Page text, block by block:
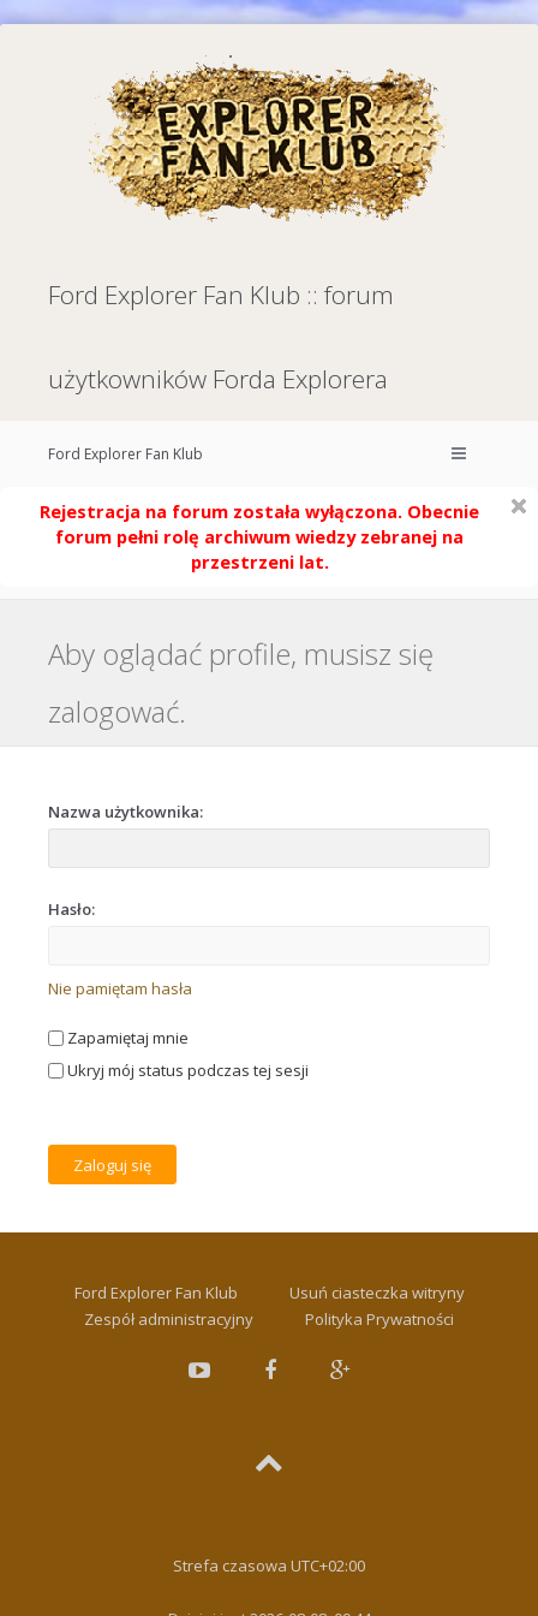
Ford Explorer Fan Klub :: forum
użytkowników Forda Explorera
Ford Explorer Fan Klub
Rejestracja na forum została wyłączona. Obecnie
forum pełni rolę archiwum wiedzy zebranej na
przestrzeni lat.
Aby oglądać profile, musisz się
zalogować.
Nazwa użytkownika:
Hasło:
Nie pamiętam hasła
Zapamiętaj mnie
Ukryj mój status podczas tej sesji
Ford Explorer Fan Klub
Usuń ciasteczka witryny
Zespół administracyjny
Polityka Prywatności
Strefa czasowa UTC+02:00